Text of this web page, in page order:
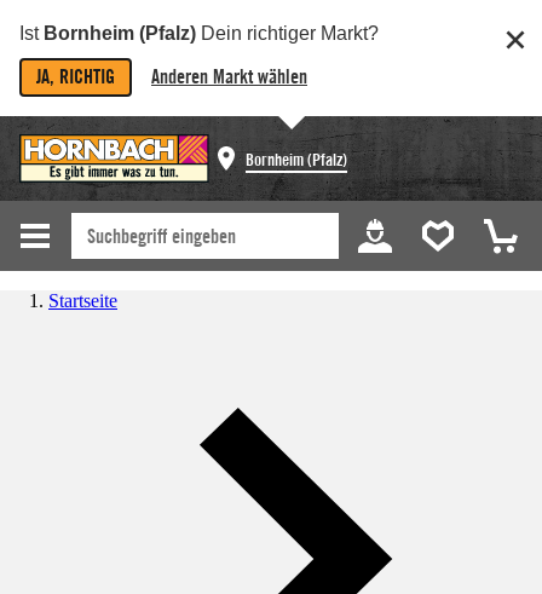
Ist Bornheim (Pfalz) Dein richtiger Markt?
JA, RICHTIG Anderen Markt wählen
Bornheim (Pfalz)
Startseite